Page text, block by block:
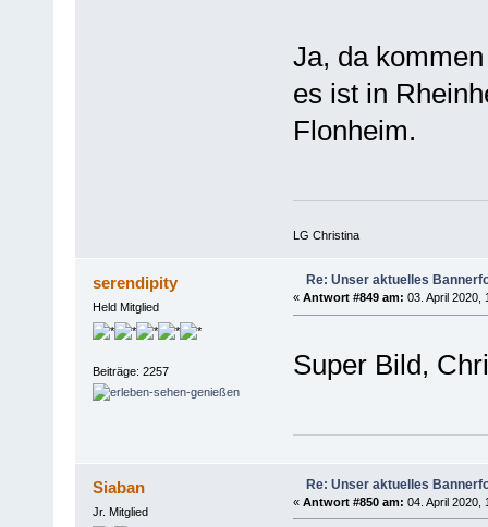
Ja, da
es ist in
Flonheim.
LG Christina
serendipity
Held Mitglied
Beiträge: 2257
Re: Unser aktuelles
« Antwort #849 am: 03. April 2020,
Super Bild,
Siaban
Jr. Mitglied
Re: Unser aktuelles
« Antwort #850 am: 04. April 2020,